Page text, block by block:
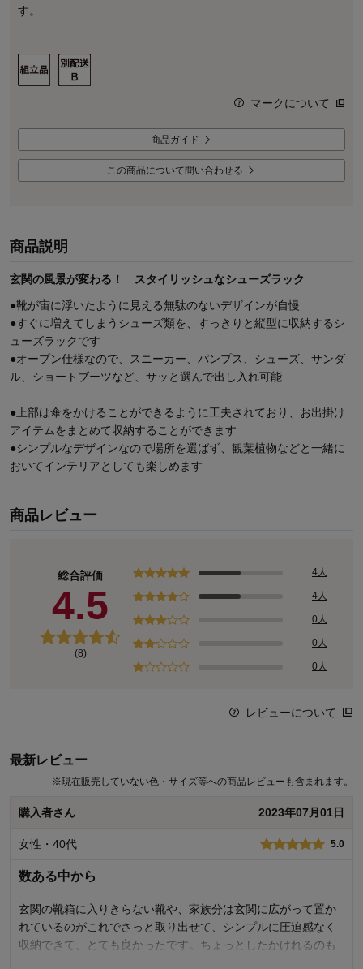
す。
マークについて
商品ガイド
この商品について問い合わせる
商品説明
玄関の風景が変わる！ スタイリッシュなシューズラック
●靴が宙に浮いたように見える無駄のないデザインが自慢
●すぐに増えてしまうシューズ類を、すっきりと縦型に収納するシ
ューズラックです
●オープン仕様なので、スニーカー、パンプス、シューズ、サンダ
ル、ショートブーツなど、サッと選んで出し入れ可能
●上部は傘をかけることができるように工夫されており、お出掛け
アイテムをまとめて収納することができます
●シンプルなデザインなので場所を選ばず、観葉植物などと一緒に
おいてインテリアとしても楽しめます
商品レビュー
総合評価
4.5
(8)
4人
4人
0人
0人
0人
レビューについて
最新レビュー
※現在販売していない色・サイズ等への商品レビューも含まれます。
購入者さん 2023年07月01日
女性・40代 5.0
数ある中から
玄関の靴箱に入りきらない靴や、家族分は玄関に広がって置か
れているのがこれでさっと取り出せて、シンプルに圧迫感なく
収納できて、とても良かったです。ちょっとしたかけれるのも